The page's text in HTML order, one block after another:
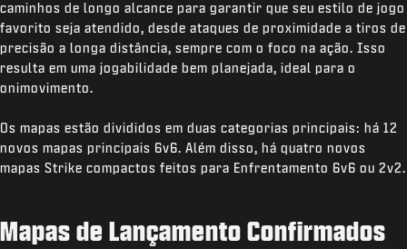
caminhos de longo alcance para garantir que seu estilo de jogo
favorito seja atendido, desde ataques de proximidade a tiros de
precisão a longa distância, sempre com o foco na ação. Isso
resulta em uma jogabilidade bem planejada, ideal para o
onimovimento.
Os mapas estão divididos em duas categorias principais: há 12
novos mapas principais 6v6. Além disso, há quatro novos
mapas Strike compactos feitos para Enfrentamento 6v6 ou 2v2.
Mapas de Lançamento Confirmados